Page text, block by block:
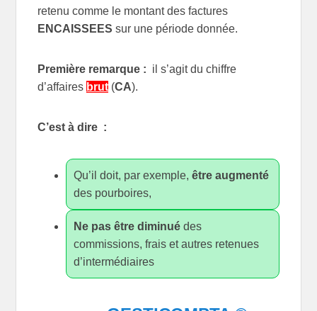
retenu comme le montant des factures
ENCAISSEES sur une période donnée.
Première remarque : il s’agit du chiffre
d’affaires brut (CA).
C’est à dire :
Qu’il doit, par exemple,être augmenté
des pourboires,
Ne pas être diminué des
commissions, frais et autres retenues
d’intermédiaires